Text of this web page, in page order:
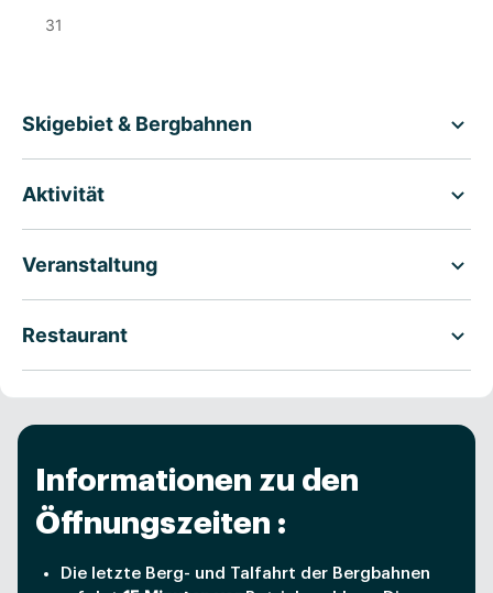
31
Skigebiet & Bergbahnen
Aktivität
Veranstaltung
Restaurant
Informationen zu den
Öffnungszeiten :
Die letzte Berg- und Talfahrt der Bergbahnen